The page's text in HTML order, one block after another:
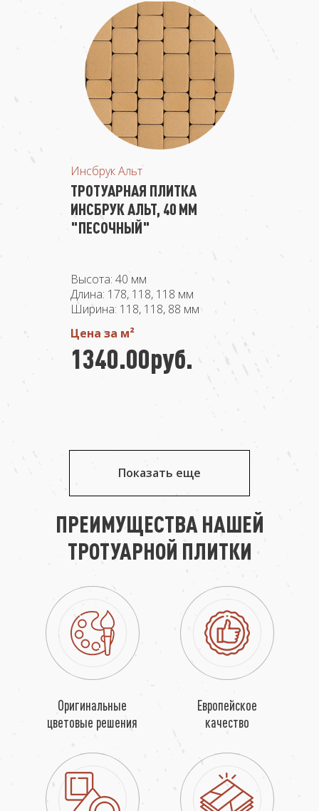
Инсбрук Альт
ТРОТУАРНАЯ ПЛИТКА
ИНСБРУК АЛЬТ, 40 ММ
"ПЕСОЧНЫЙ"
Высота: 40 мм
Длина: 178, 118, 118 мм
Ширина: 118, 118, 88 мм
Цена за м²
1340.00руб.
Показать еще
ПРЕИМУЩЕСТВА НАШЕЙ
ТРОТУАРНОЙ ПЛИТКИ
Оригинальные
цветовые решения
Европейское
качество